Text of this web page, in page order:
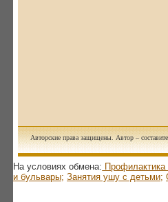
Авторские права защищены. Автор –
На условиях обмена: Профилактика
и бульвары; Занятия ушу с детьми;